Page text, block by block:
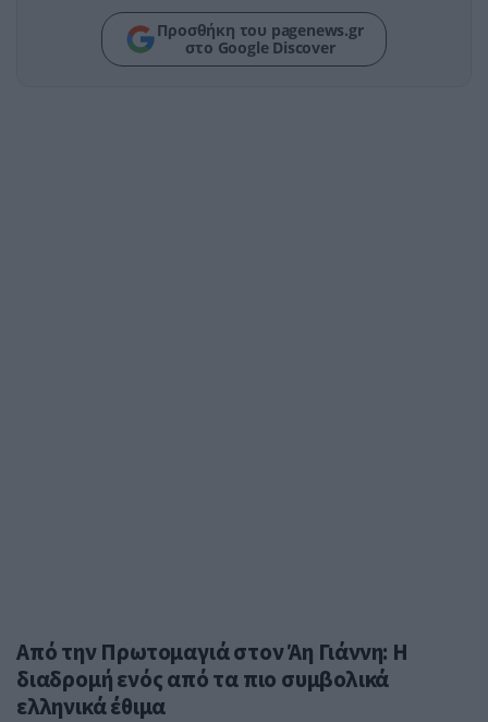
Προσθήκη του pagenews.gr
στο Google Discover
Από την Πρωτομαγιά στον Άη Γιάννη: Η
διαδρομή ενός από τα πιο συμβολικά
ελληνικά έθιμα